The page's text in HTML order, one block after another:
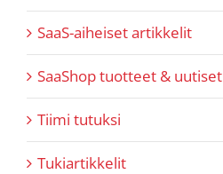
SaaS-aiheiset artikkelit
SaaShop tuotteet & uutiset
Tiimi tutuksi
Tukiartikkelit